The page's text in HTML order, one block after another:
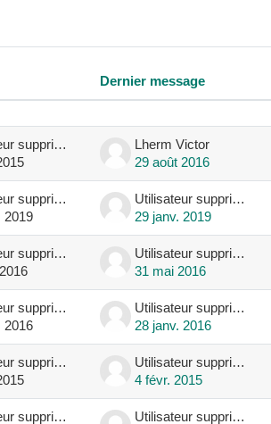
Dernier message
Utilisateur supprimé
Lherm Victor
29 août 2016
Utilisateur supprimé
2019
Utilisateur supprimé
29 janv. 2019
Utilisateur supprimé
Utilisateur supprimé
31 mai 2016
Utilisateur supprimé
2016
Utilisateur supprimé
28 janv. 2016
Utilisateur supprimé
Utilisateur supprimé
4 févr. 2015
Utilisateur supprimé Utilisateur supprimé